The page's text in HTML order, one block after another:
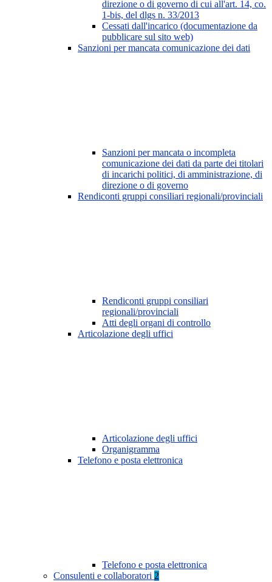
direzione o di governo di cui all'art. 14, co.
1-bis, del dlgs n. 33/2013
Cessati dall'incarico (documentazione da
pubblicare sul sito web)
Sanzioni per mancata comunicazione dei dati
Sanzioni per mancata o incompleta
comunicazione dei dati da parte dei titolari
di incarichi politici, di amministrazione, di
direzione o di governo
Rendiconti gruppi consiliari regionali/provinciali
Rendiconti gruppi consiliari
regionali/provinciali
Atti degli organi di controllo
Articolazione degli uffici
Articolazione degli uffici
Organigramma
Telefono e posta elettronica
Telefono e posta elettronica
Consulenti e collaboratori 2